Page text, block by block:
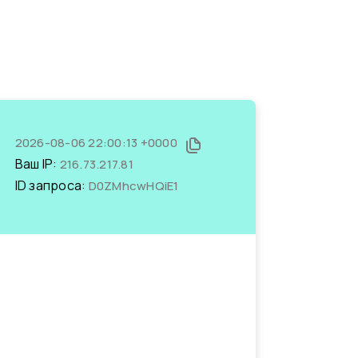
2026-08-06 22:00:13 +0000
Ваш IP: 216.73.217.81
ID запроса: D0ZMhcwHQiE1